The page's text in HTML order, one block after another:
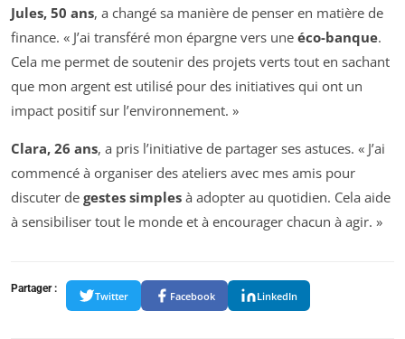
Jules, 50 ans, a changé sa manière de penser en matière de
finance. « J’ai transféré mon épargne vers une éco-banque.
Cela me permet de soutenir des projets verts tout en sachant
que mon argent est utilisé pour des initiatives qui ont un
impact positif sur l’environnement. »
Clara, 26 ans, a pris l’initiative de partager ses astuces. « J’ai
commencé à organiser des ateliers avec mes amis pour
discuter de gestes simples à adopter au quotidien. Cela aide
à sensibiliser tout le monde et à encourager chacun à agir. »
Partager :
Twitter Facebook LinkedIn